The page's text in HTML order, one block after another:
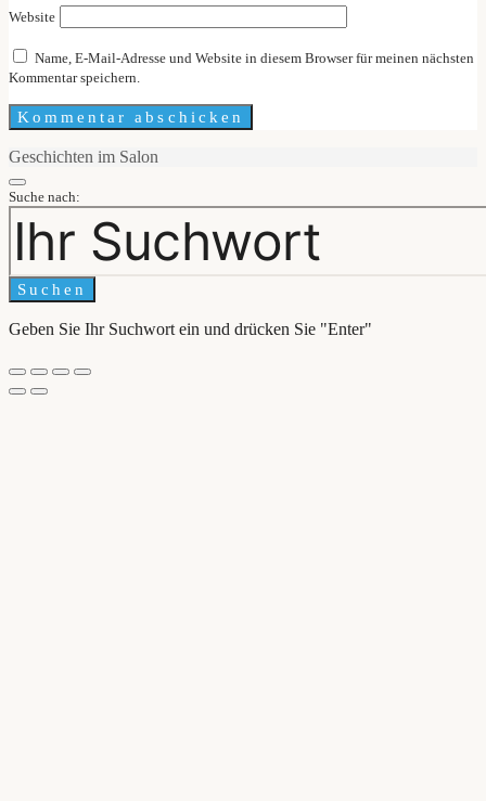
Website
Name, E-Mail-Adresse und Website in diesem Browser für meinen nächsten
Kommentar speichern.
Geschichten im Salon
Suche nach:
Suchen
Geben Sie Ihr Suchwort ein und drücken Sie "Enter"